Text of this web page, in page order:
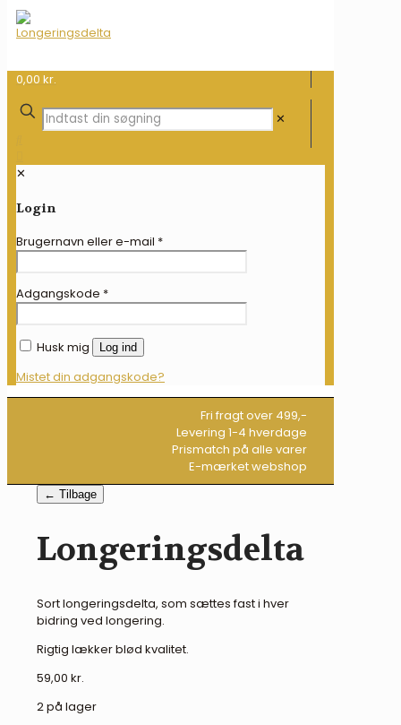
0,00 kr.
✕
✕
Login
Brugernavn eller e-mail *
Adgangskode *
Husk mig Log ind
Mistet din adgangskode?
Fri fragt over 499,-
Levering 1-4 hverdage
Prismatch på alle varer
E-mærket webshop
← Tilbage
Longeringsdelta
Sort longeringsdelta, som sættes fast i hver
bidring ved longering.
Rigtig lækker blød kvalitet.
59,00 kr.
2 på lager